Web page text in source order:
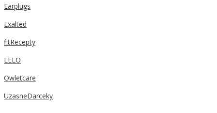
Earplugs
Exalted
fitRecepty
LELO
Owletcare
UzasneDarceky